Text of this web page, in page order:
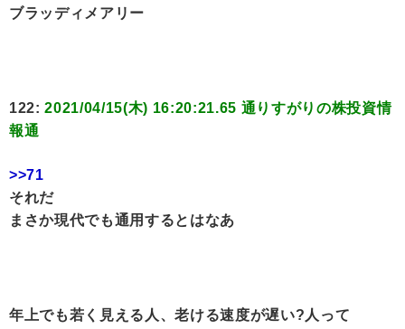
ブラッディメアリー
122:2021/04/15(木) 16:20:21.65 通りすがりの株投資情
報通
>>71
それだ
まさか現代でも通用するとはなあ
年上でも若く見える人、老ける速度が遅い?人って